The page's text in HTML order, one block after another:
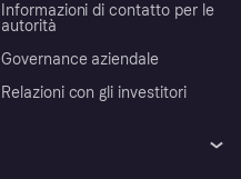
Informazioni di contatto per le
autorità
Governance aziendale
Relazioni con gli investitori